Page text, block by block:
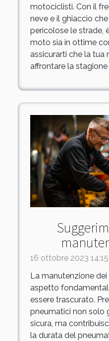
motociclisti. Con il
neve e il ghiaccio
pericolose le strade,
moto sia in ottime
assicurarti che la
affrontare la stagione
16 ottobre 2023 14:15
La manutenzione
aspetto
essere trascurato.
pneumatici non solo
sicura, ma
la durata del